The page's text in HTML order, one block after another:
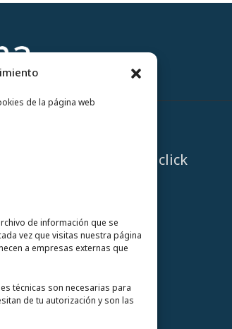
de la página web
de información que se
vez que visitas nuestra página
a empresas externas que
técnicas son necesarias para
de tu autorización y son las
493
A un click